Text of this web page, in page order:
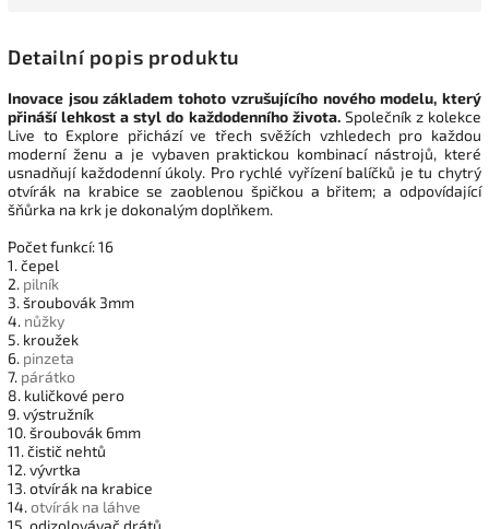
Detailní popis produktu
Inovace jsou základem tohoto vzrušujícího nového modelu, který
přináší lehkost a styl do každodenního života.Společník z kolekce
Live to Explore přichází ve třech svěžích vzhledech pro každou
moderní ženu a je vybaven praktickou kombinací nástrojů, které
usnadňují každodenní úkoly. Pro rychlé vyřízení balíčků je tu chytrý
otvírák na krabice se zaoblenou špičkou a břitem; a odpovídající
šňůrka na krk je dokonalým doplňkem.
Počet funkcí: 16
1. čepel
2. pilník
3. šroubovák 3mm
4. nůžky
5. kroužek
6. pinzeta
7. párátko
8. kuličkové pero
9. výstružník
10. šroubovák 6mm
11. čistič nehtů
12. vývrtka
13. otvírák na krabice
14.otvírák na láhve